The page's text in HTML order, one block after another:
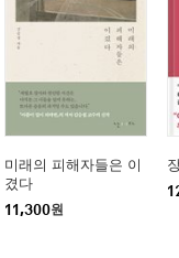
미래의 피해자들은 이
겼다
11,300원